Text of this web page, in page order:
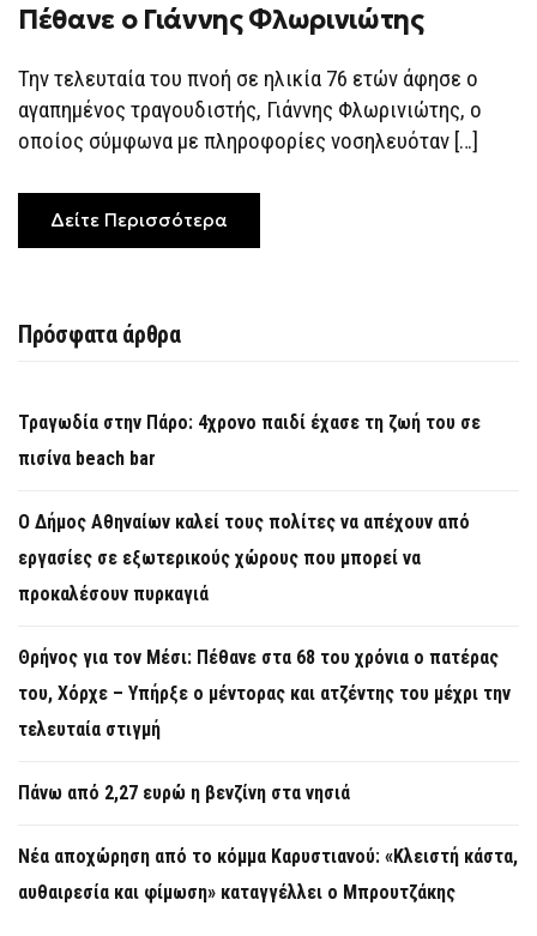
Πέθανε ο Γιάννης Φλωρινιώτης
Την τελευταία του πνοή σε ηλικία 76 ετών άφησε ο
αγαπημένος τραγουδιστής, Γιάννης Φλωρινιώτης, ο
οποίος σύμφωνα με πληροφορίες νοσηλευόταν […]
Δείτε Περισσότερα
Πρόσφατα άρθρα
Τραγωδία στην Πάρο: 4χρονο παιδί έχασε τη ζωή του σε
πισίνα beach bar
Ο Δήμος Αθηναίων καλεί τους πολίτες να απέχουν από
εργασίες σε εξωτερικούς χώρους που μπορεί να
προκαλέσουν πυρκαγιά
Θρήνος για τον Μέσι: Πέθανε στα 68 του χρόνια ο πατέρας
του, Χόρχε – Υπήρξε ο μέντορας και ατζέντης του μέχρι την
τελευταία στιγμή
Πάνω από 2,27 ευρώ η βενζίνη στα νησιά
Νέα αποχώρηση από το κόμμα Καρυστιανού: «Κλειστή κάστα,
αυθαιρεσία και φίμωση» καταγγέλλει ο Μπρουτζάκης